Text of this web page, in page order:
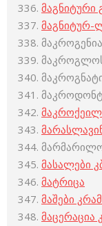
მაგნიტური
მაგნიტურ-
მასალები
მატრიცა
მაშები
მაცერაცია